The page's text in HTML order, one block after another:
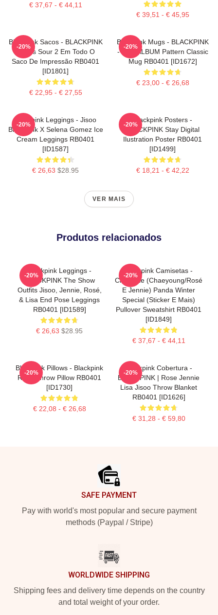
€ 37,67 - € 44,11
€ 39,51 - € 45,95
Blackpink Sacos - BLACKPINK
Doces Sour 2 Em Todo O
Saco De Impressão RB0401
[ID1801]
€ 22,95 - € 27,55
-20%
Blackpink Mugs - BLACKPINK
- THE ALBUM Pattern Classic
Mug RB0401 [ID1672]
€ 23,00 - € 26,68
-20%
Blackpink Leggings - Jisoo
BlackPink X Selena Gomez Ice
Cream Leggings RB0401
[ID1587]
€ 26,63 $28.95
-20%
Blackpink Posters -
BLACKPINK Stay Digital
Ilustration Poster RB0401
[ID1499]
€ 18,21 - € 42,22
-20%
VER MAIS
Produtos relacionados
Blackpink Leggings -
BLACKPINK The Show
Outfits Jisoo, Jennie, Rosé,
& Lisa End Pose Leggings
RB0401 [ID1589]
€ 26,63 $28.95
-20%
Blackpink Camisetas -
Chaennie (Chaeyoung/Rosé
E Jennie) Panda Winter
Special (sticker E Mais)
Pullover Sweatshirt RB0401
[ID1849]
€ 37,67 - € 44,11
-20%
Blackpink Pillows - Blackpink
Rosé Throw Pillow RB0401
[ID1730]
€ 22,08 - € 26,68
-20%
Blackpink Cobertura -
BLACKPINK | Rose Jennie
Lisa Jisoo Throw Blanket
RB0401 [ID1626]
€ 31,28 - € 59,80
-20%
SAFE PAYMENT
Pay with world's most popular and secure payment
methods (Paypal / Stripe)
WORLDWIDE SHIPPING
Shipping fees and delivery time depends on the country
and total weight of your order.